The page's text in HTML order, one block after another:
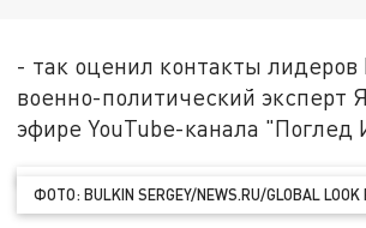
- так оценил контакты
военно-политический эксперт
эфире YouTube-канала "Поглед
ФОТО: BULKIN SERGEY/NEWS.RU/GLOBAL LOOK